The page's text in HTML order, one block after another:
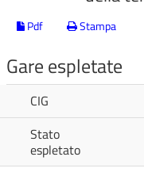
Pdf Stampa
Gare espletate
CIG
Stato
espletato